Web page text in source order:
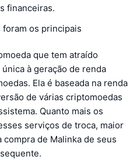
financeiras.
foram os principais
que tem atraído
à geração de renda
Ela é baseada na renda
de várias criptomoedas
Quanto mais os
serviços de troca, maior
de Malinka de seus